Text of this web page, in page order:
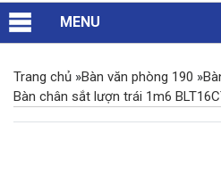
MENU
Trang chủ »Bàn văn phòng 190 »
Bàn chân sắt lượn trái 1m6